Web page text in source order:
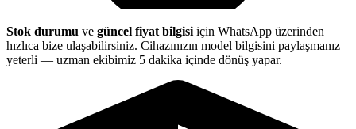
Stok durumu ve güncel fiyat bilgisi için WhatsApp üzerinden
hızlıca bize ulaşabilirsiniz. Cihazınızın model bilgisini paylaşmanız
yeterli — uzman ekibimiz 5 dakika içinde dönüş yapar.